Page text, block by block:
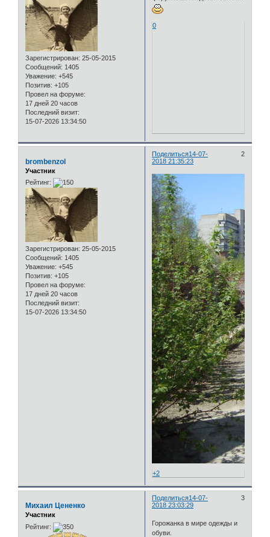
Зарегистрирован: 25-05-2015
Сообщений: 1405
Уважение: +545
Позитив: +105
Провел на форуме:
17 дней 20 часов
Последний визит:
15-07-2026 13:34:50
0
Поделиться 2
14-07-
2018 21:35:23
brombenzol
Участник
Рейтинг:
Зарегистрирован: 25-05-2015
Сообщений: 1405
Уважение: +545
Позитив: +105
Провел на форуме:
17 дней 20 часов
Последний визит:
15-07-2026 13:34:50
+2
Поделиться 3
14-07-
2018 23:03:29
Михаил Цененко
Участник
Рейтинг:
Горожанка в мире одежды и
обуви.